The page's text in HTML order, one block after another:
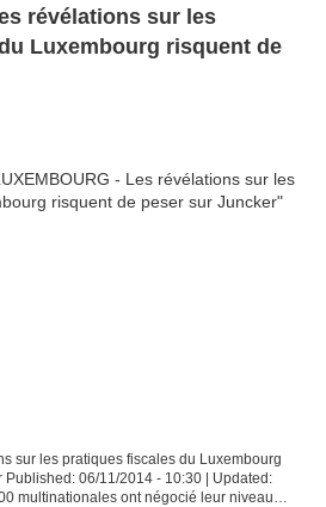
révélations sur les
Luxembourg risquent de
sur les pratiques fiscales du Luxembourg
06/11/2014 - 10:30 | Updated:
multinationales ont négocié leur niveau